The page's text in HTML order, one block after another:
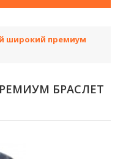
широкий премиум
БРАСЛЕТ